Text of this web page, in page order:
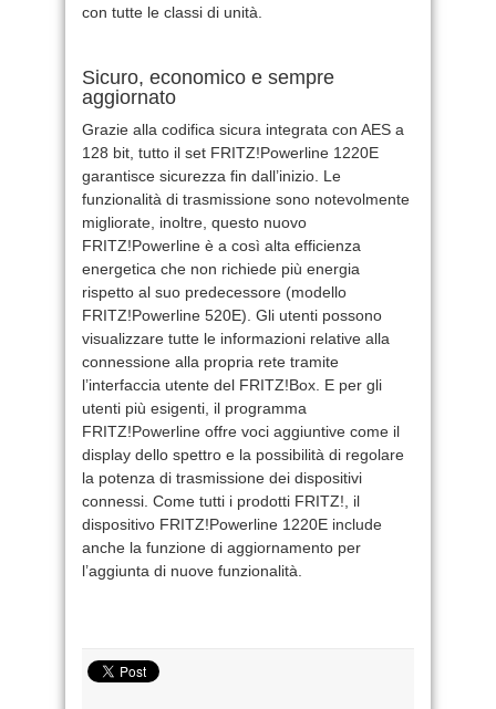
con tutte le classi di unità.
Sicuro, economico e sempre
aggiornato
Grazie alla codifica sicura integrata con AES a
128 bit, tutto il set FRITZ!Powerline 1220E
garantisce sicurezza fin dall’inizio. Le
funzionalità di trasmissione sono notevolmente
migliorate, inoltre, questo nuovo
FRITZ!Powerline è a così alta efficienza
energetica che non richiede più energia
rispetto al suo predecessore (modello
FRITZ!Powerline 520E). Gli utenti possono
visualizzare tutte le informazioni relative alla
connessione alla propria rete tramite
l’interfaccia utente del FRITZ!Box. E per gli
utenti più esigenti, il programma
FRITZ!Powerline offre voci aggiuntive come il
display dello spettro e la possibilità di regolare
la potenza di trasmissione dei dispositivi
connessi. Come tutti i prodotti FRITZ!, il
dispositivo FRITZ!Powerline 1220E include
anche la funzione di aggiornamento per
l’aggiunta di nuove funzionalità.